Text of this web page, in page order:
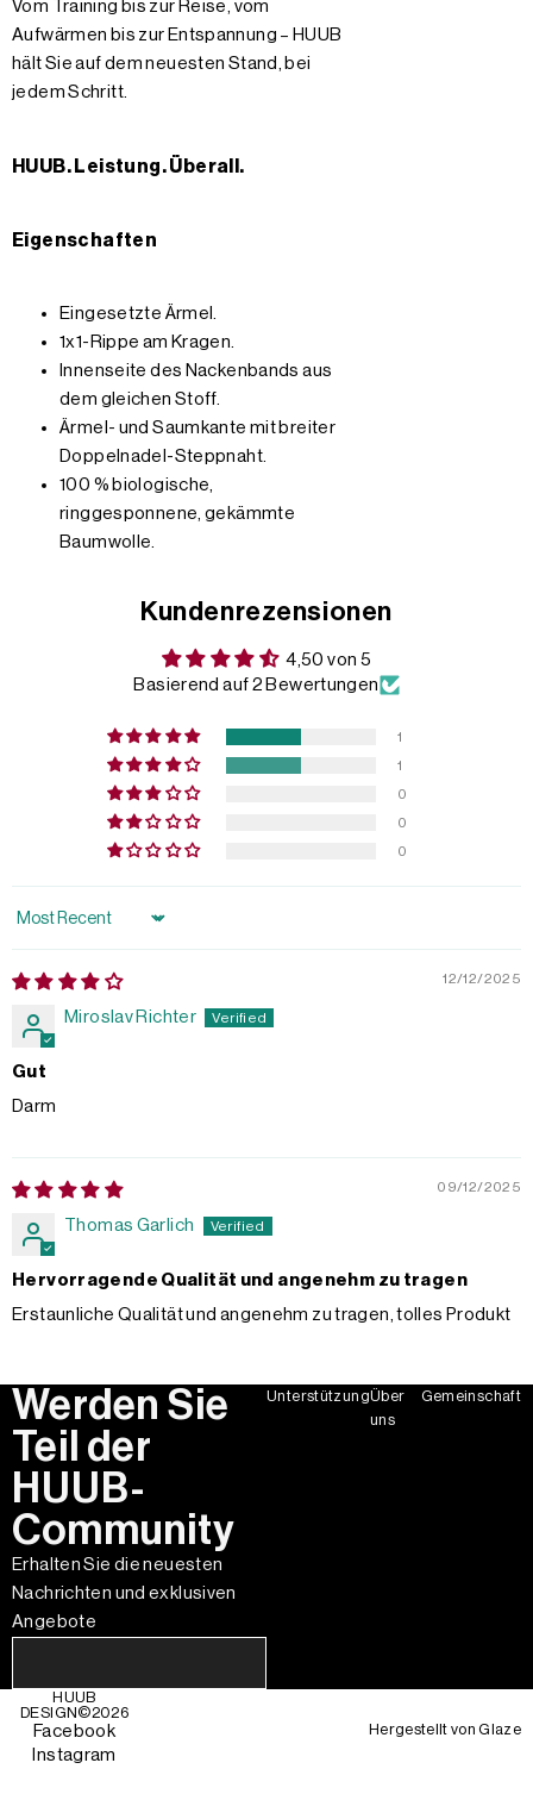
Vom Training bis zur Reise, vom
Aufwärmen bis zur Entspannung – HUUB
hält Sie auf dem neuesten Stand, bei
jedem Schritt.
HUUB. Leistung. Überall.
Eigenschaften
Eingesetzte Ärmel.
1x1-Rippe am Kragen.
Innenseite des Nackenbands aus
dem gleichen Stoff.
Ärmel- und Saumkante mit breiter
Doppelnadel-Steppnaht.
100 % biologische,
ringgesponnene, gekämmte
Baumwolle.
Kundenrezensionen
4,50 von 5
Basierend auf 2 Bewertungen
1
1
0
0
0
Sort by
12/12/2025
Miroslav Richter
Gut
Darm
09/12/2025
Thomas Garlich
Hervorragende Qualität und angenehm zu tragen
Erstaunliche Qualität und angenehm zu tragen, tolles Produkt
Werden Sie
Teil der
HUUB-
Community
Erhalten Sie die neuesten
Nachrichten und exklusiven
Angebote
UnterstützungÜber
uns
Gemeinschaft
HUUB
DESIGN©2026
Facebook
Instagram
Hergestellt vonGlaze